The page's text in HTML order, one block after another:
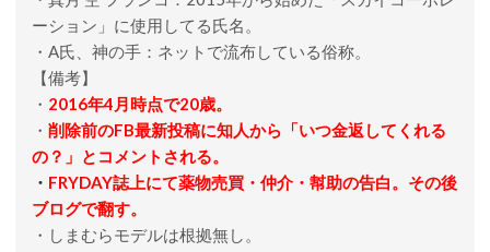
ーション」に使用してる氏名。
・A氏、神の手：ネットで流布している俗称。
【備考】
・ 2016年4月時点で20歳。
・ 削除前のFB最新投稿に知人から「いつ金返してくれる
の？」とコメントされる。
・ FRYDAY誌上にて薬物売買・仲介・幇助の告白。その後
ブログで翻す。
・しまむらモデルは根拠無し。